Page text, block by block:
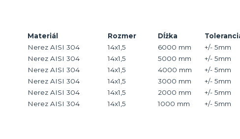
Materiál Rozmer Dĺžka
Nerez AISI 304 14x1,5 6000 mm +/- 5mm
Nerez AISI 304 14x1,5 5000 mm +/- 5mm
Nerez AISI 304 14x1,5 4000 mm +/- 5mm
Nerez AISI 304 14x1,5 3000 mm +/- 5mm
Nerez AISI 304 14x1,5 2000 mm +/- 5mm
Nerez AISI 304 14x1,5 1000 mm +/- 5mm